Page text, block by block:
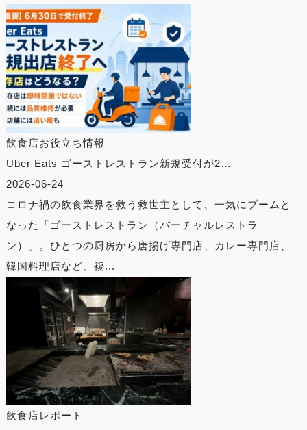
飲食店お役立ち情報
Uber Eats ゴーストレストラン新規受付が2…
2026-06-24
コロナ禍の飲食業界を救う救世主として、一気にブームと
なった「ゴーストレストラン（バーチャルレストラ
ン）」。ひとつの厨房から唐揚げ専門店、カレー専門店、
韓国料理店など、複...
飲食店レポート